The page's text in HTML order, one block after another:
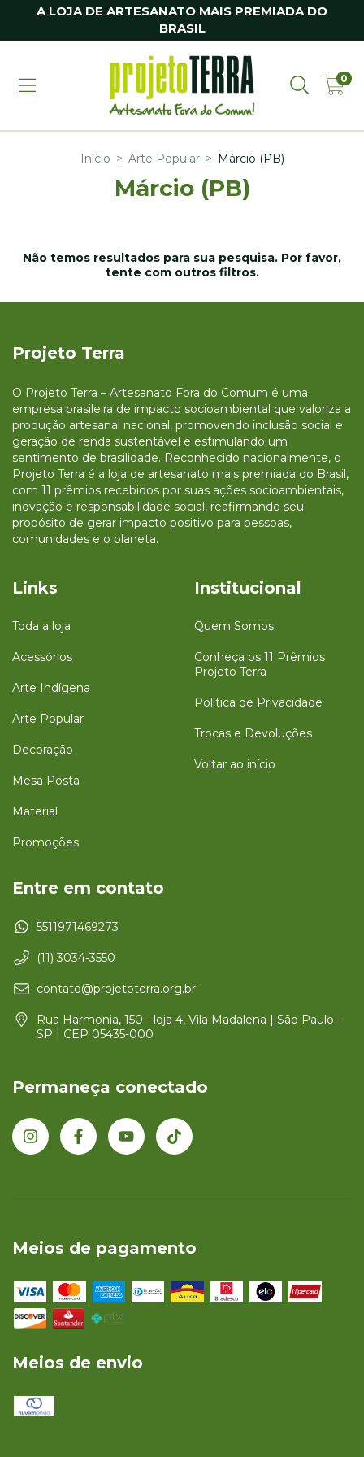
A LOJA DE ARTESANATO MAIS PREMIADA DO
BRASIL
0
Início > Arte Popular > Márcio (PB)
Márcio (PB)
Não temos resultados para sua pesquisa. Por favor,
tente com outros filtros.
Projeto Terra
O Projeto Terra – Artesanato Fora do Comum é uma
empresa brasileira de impacto socioambiental que valoriza a
produção artesanal nacional, promovendo inclusão social e
geração de renda sustentável e estimulando um
sentimento de brasilidade. Reconhecido nacionalmente, o
Projeto Terra é a loja de artesanato mais premiada do Brasil,
com 11 prêmios recebidos por suas ações socioambientais,
inovação e responsabilidade social, reafirmando seu
propósito de gerar impacto positivo para pessoas,
comunidades e o planeta.
Links
Toda a loja
Acessórios
Arte Indígena
Arte Popular
Decoração
Mesa Posta
Material
Promoções
Institucional
Quem Somos
Conheça os 11 Prêmios
Projeto Terra
Política de Privacidade
Trocas e Devoluções
Voltar ao início
Entre em contato
5511971469273
(11) 3034-3550
contato@projetoterra.org.br
Rua Harmonia, 150 - loja 4, Vila Madalena | São Paulo -
SP | CEP 05435-000
Permaneça conectado
Meios de pagamento
Meios de envio